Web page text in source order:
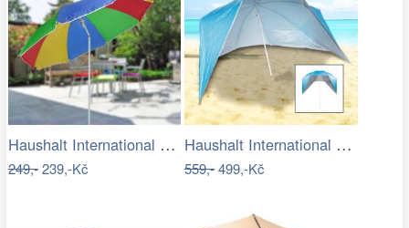
Haushalt International Slunečník duhový…
249,-239,-Kč
Haushalt International Plážový…
559,-499,-Kč